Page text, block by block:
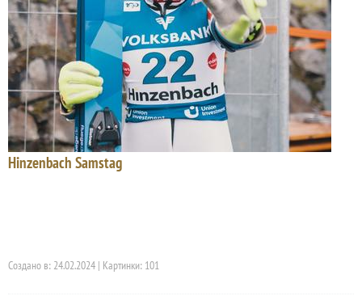
Hinzenbach Samstag
Создано в: 24.02.2024 | Картинки: 101